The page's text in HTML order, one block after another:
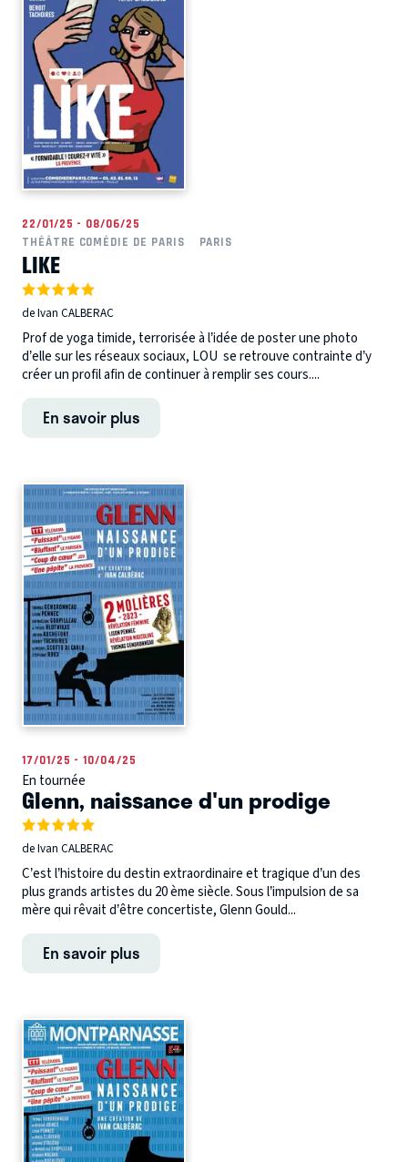
22/01/25 - 08/06/25
THÉÂTRE COMÉDIE DE PARIS
PARIS
LIKE
de Ivan CALBERAC
Prof de yoga timide, terrorisée à l’idée de poster une photo
d’elle sur les réseaux sociaux, LOU se retrouve contrainte d’y
créer un profil afin de continuer à remplir ses cours....
En savoir plus
17/01/25 - 10/04/25
En tournée
Glenn, naissance d'un prodige
de Ivan CALBERAC
C’est l’histoire du destin extraordinaire et tragique d’un des
plus grands artistes du 20 ème siècle. Sous l’impulsion de sa
mère qui rêvait d’être concertiste, Glenn Gould...
En savoir plus